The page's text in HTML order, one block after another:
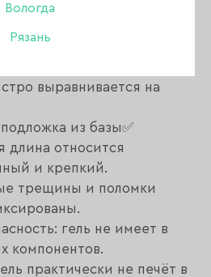
Вологда
Рязань
выравнивается на
из базы✅
относится
и крепкий.
трещины и поломки
гель не имеет в
компонентов.
практически не печёт в